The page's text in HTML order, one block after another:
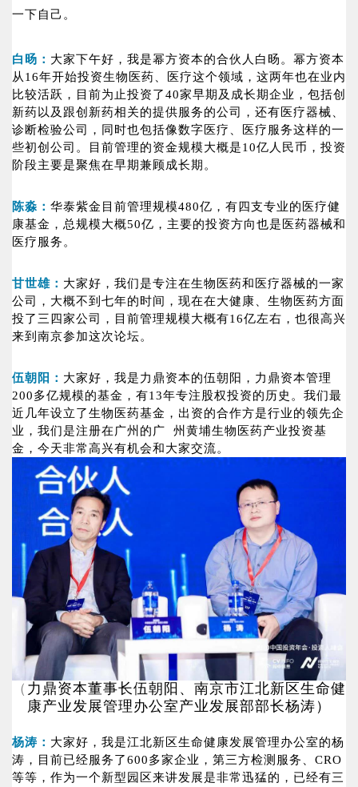
一下自己。
白旸： 大家下午好，我是幂方资本的合伙人白旸。幂方资本
从16年开始投资生物医药、医疗这个领域，这两年也在业内
比较活跃，目前为止投资了40家早期及成长期企业，包括创
新药以及跟创新药相关的提供服务的公司，还有医疗器械、
诊断检验公司，同时也包括像数字医疗、医疗服务这样的一
些初创公司。目前管理的资金规模大概是10亿人民币，投资
阶段主要是聚焦在早期兼顾成长期。
陈淼： 华泰紫金目前管理规模480亿，有四支专业的医疗健
康基金，总规模大概50亿，主要的投资方向也是医药器械和
医疗服务。
甘世雄： 大家好，我们是专注在生物医药和医疗器械的一家
公司，大概不到七年的时间，现在在大健康、生物医药方面
投了三四家公司，目前管理规模大概有16亿左右，也很高兴
来到南京参加这次论坛。
伍朝阳： 大家好，我是力鼎资本的伍朝阳，力鼎资本管理
200多亿规模的基金，有13年专注股权投资的历史。我们最
近几年设立了生物医药基金，出资的合作方是行业的领先企
业，我们是注册在广州的广 州黄埔生物医药产业投资基
金，今天非常高兴有机会和大家交流。
（ 力鼎资本董事长伍朝阳、南京市江北新区生命健
康产业发展管理办公室产业发展部部长杨涛）
杨涛： 大家好，我是江北新区生命健康发展管理办公室的杨
涛，目前已经服务了600多家企业，第三方检测服务、CRO
等等，作为一个新型园区来讲发展是非常迅猛的，已经有三